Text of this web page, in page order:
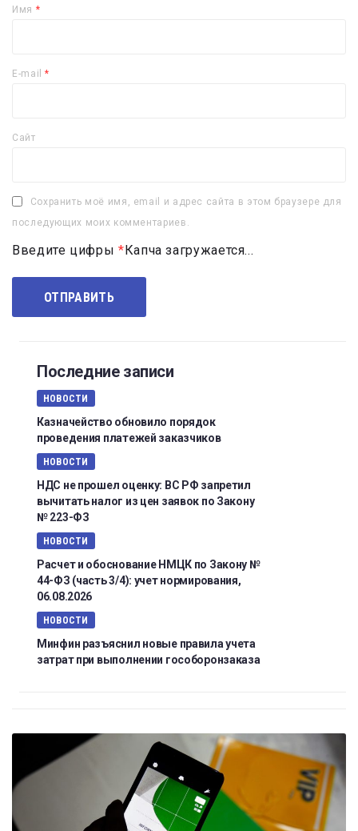
Имя *
E-mail*
Сайт
Сохранить моё имя, email и адрес сайта в этом браузере для
последующих моих комментариев.
Введите цифры * Капча загружается...
Последние записи
НОВОСТИ
Казначейство обновило порядок
проведения платежей заказчиков
НОВОСТИ
НДС не прошел оценку: ВС РФ запретил
вычитать налог из цен заявок по Закону
№ 223-ФЗ
НОВОСТИ
Расчет и обоснование НМЦК по Закону №
44-ФЗ (часть 3/4): учет нормирования,
06.08.2026
НОВОСТИ
Минфин разъяснил новые правила учета
затрат при выполнении гособоронзаказа